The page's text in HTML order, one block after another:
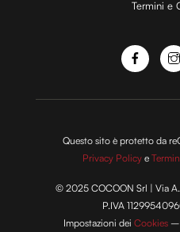
Termini e
Questo sito è protetto da
Privacy Policy e
© 2025 COCOON Srl | Via
P.IVA
Impostazioni deiCookies